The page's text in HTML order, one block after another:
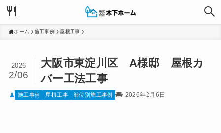
ホーム 施工事例 屋根工事
大阪市東淀川区 A様邸 屋根カ
バー工法工事
2026
2/06
施工事例 屋根工事 部位別施工事例 2026年2月6日